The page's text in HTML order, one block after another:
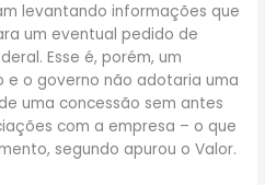
levantando informações que
um eventual pedido de
Esse é, porém, um
e o governo não adotaria uma
uma concessão sem antes
com a empresa – o que
segundo apurou o Valor.